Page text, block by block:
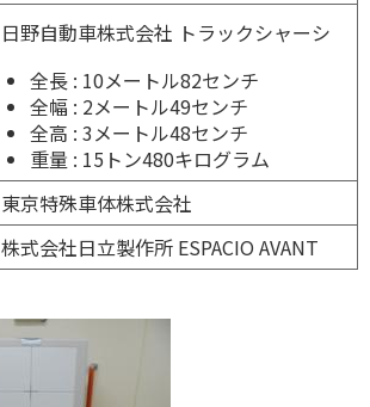
日野自動車株式会社 トラックシャーシ
全長 : 10メートル82センチ
全幅 : 2メートル49センチ
全高 : 3メートル48センチ
重量 : 15トン480キログラム
東京特殊車体株式会社
株式会社日立製作所 ESPACIO AVANT